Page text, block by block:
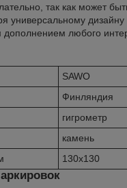
так как может
универсальному
дополнением любого
SAWO
Финляндия
гигрометр
камень
130x130